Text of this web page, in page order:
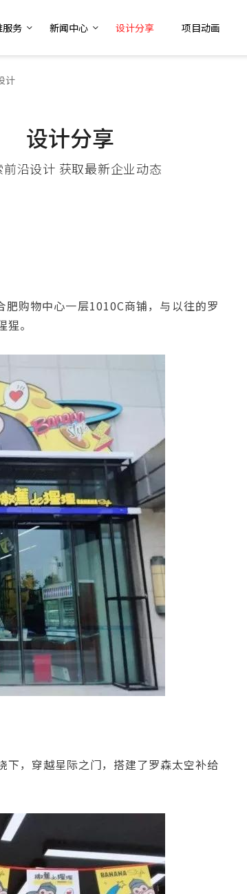
服务 新闻中心 设计分享 项目动画
计
设计分享
前沿设计 获取最新企业动态
购物中心一层1010C商铺，与以往的罗
。
，穿越星际之门，搭建了罗森太空补给